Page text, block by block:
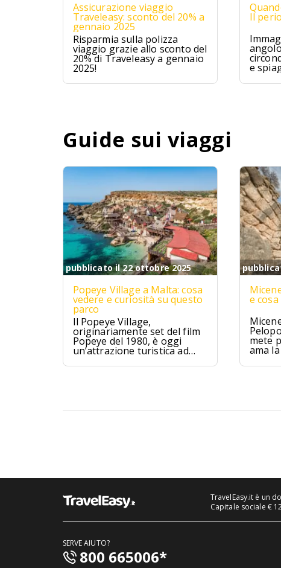
Assicurazione viaggio
Traveleasy: sconto del 20% a
gennaio 2025
Risparmia sulla polizza
viaggio grazie allo sconto del
20% di Traveleasy a gennaio
2025!
Il
e
Guide sui viaggi
pubblicato il 22 ottobre 2025
Popeye Village a Malta: cosa
vedere e curiosità su questo
parco
Il Popeye Village,
originariamente set del film
Popeye del 1980, è oggi
un’attrazione turistica ad
e
mete
ama
TravelEasy.it è un
Capitale sociale €
SERVE AIUTO?
800 665006*